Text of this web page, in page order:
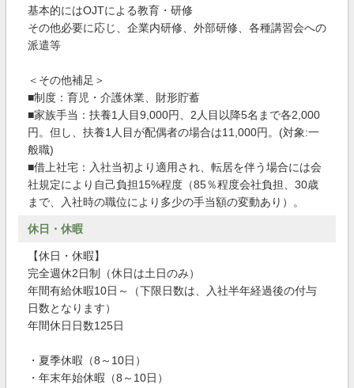
基本的にはOJTによる教育・研修
その他必要に応じ、企業内研修、外部研修、各種講習会への
派遣等
＜その他補足＞
■制度：育児・介護休業、財形貯蓄
■家族手当：扶養1人目9,000円、2人目以降5名まで各2,000
円。但し、扶養1人目が配偶者の場合は11,000円。(対象:一
般職)
■借上社宅：入社当初より適用され、転居を伴う場合には会
社規定により自己負担15%程度（85％程度会社負担、30歳
まで、入社時の職位により多少の手当額の変動あり）。
休日・休暇
【休日・休暇】
完全週休2日制（休日は土日のみ）
年間有給休暇10日～（下限日数は、入社半年経過後の付与
日数となります）
年間休日日数125日
・夏季休暇（8～10日）
・年末年始休暇（8～10日）